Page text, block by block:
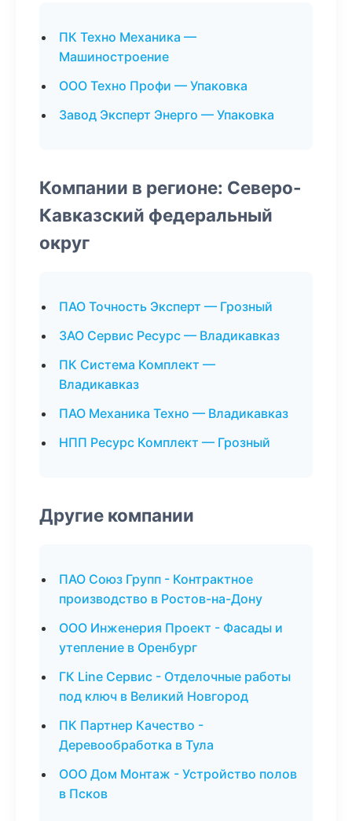
ПК Техно Механика —
Машиностроение
ООО Техно Профи — Упаковка
Завод Эксперт Энерго — Упаковка
Компании в регионе: Северо-
Кавказский федеральный
округ
ПАО Точность Эксперт — Грозный
ЗАО Сервис Ресурс — Владикавказ
ПК Система Комплект —
Владикавказ
ПАО Механика Техно — Владикавказ
НПП Ресурс Комплект — Грозный
Другие компании
ПАО Союз Групп - Контрактное
производство в Ростов-на-Дону
ООО Инженерия Проект - Фасады и
утепление в Оренбург
ГК Line Сервис - Отделочные работы
под ключ в Великий Новгород
ПК Партнер Качество -
Деревообработка в Тула
ООО Дом Монтаж - Устройство полов
в Псков